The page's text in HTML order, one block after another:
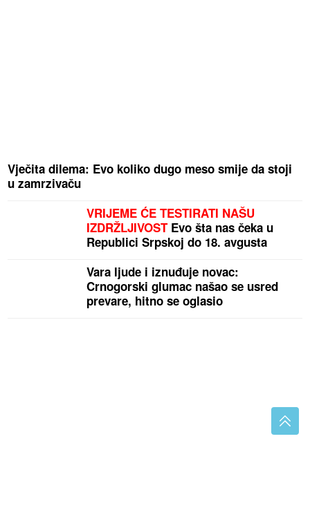
Vječita dilema: Evo koliko dugo meso smije da stoji
u zamrzivaču
VRIJEME ĆE TESTIRATI NAŠU
IZDRŽLJIVOSTEvo šta nas čeka u
Republici Srpskoj do 18. avgusta
Vara ljude i iznuđuje novac:
Crnogorski glumac našao se usred
prevare, hitno se oglasio